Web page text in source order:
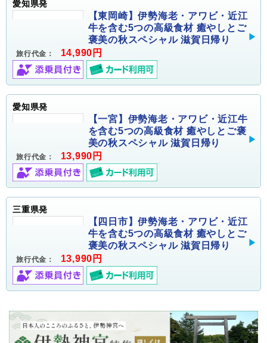
愛知県発
【東岡崎】伊勢海老・アワビ・近江
牛を含む5つの高級食材 癒やしとご
褒美の秋スペシャル 滋賀日帰り
旅行代金： 14,990円
愛知県発
【一宮】伊勢海老・アワビ・近江牛
を含む5つの高級食材 癒やしとご褒
美の秋スペシャル 滋賀日帰り
旅行代金： 13,990円
三重県発
【四日市】伊勢海老・アワビ・近江
牛を含む5つの高級食材 癒やしとご
褒美の秋スペシャル 滋賀日帰り
旅行代金： 13,990円